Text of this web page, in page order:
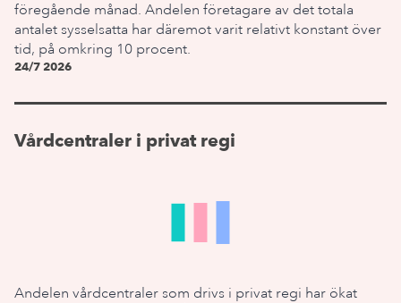
föregående månad. Andelen företagare av det totala
antalet sysselsatta har däremot varit relativt konstant över
tid, på omkring 10 procent.
24/7 2026
Vårdcentraler i privat regi
Andelen vårdcentraler som drivs i privat regi har ökat